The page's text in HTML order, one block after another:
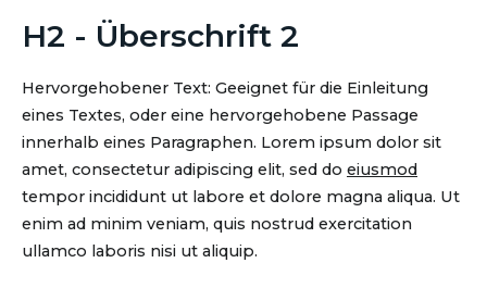
H2 - Überschrift 2
Hervorgehobener Text: Geeignet für die Einleitung
eines Textes, oder eine hervorgehobene Passage
innerhalb eines Paragraphen. Lorem ipsum dolor sit
amet, consectetur adipiscing elit, sed do eiusmod
tempor incididunt ut labore et dolore magna aliqua. Ut
enim ad minim veniam, quis nostrud exercitation
ullamco laboris nisi ut aliquip.